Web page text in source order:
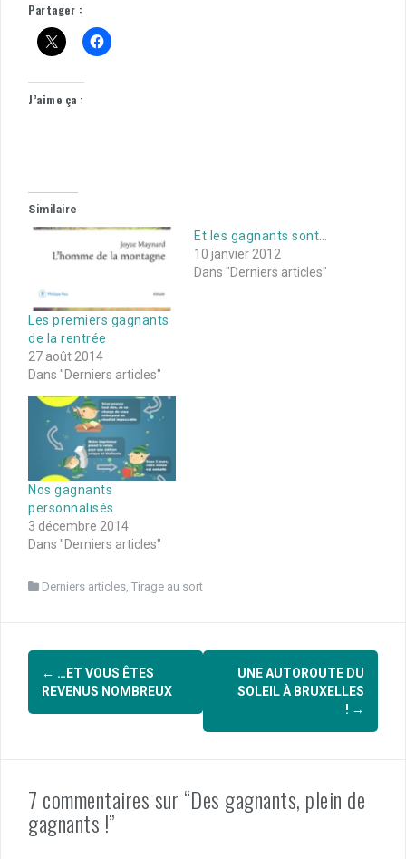
Partager :
J’aime ça :
Similaire
Les premiers gagnants
de la rentrée
27 août 2014
Dans "Derniers articles"
Et les gagnants sont…
10 janvier 2012
Dans "Derniers articles"
Nos gagnants
personnalisés
3 décembre 2014
Dans "Derniers articles"
Derniers articles Tirage au sort
Navigation
d'article
← …ET VOUS ÊTES
REVENUS NOMBREUX
UNE AUTOROUTE DU
SOLEIL À BRUXELLES
! →
7 commentaires sur “Des gagnants, plein de
gagnants !”